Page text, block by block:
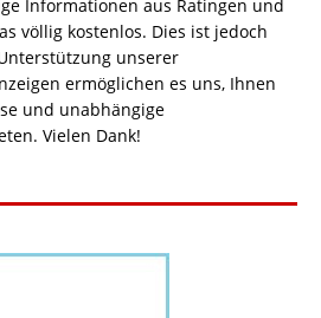
Informationen aus Ratingen und
völlig kostenlos. Dies ist jedoch
unserer
ermöglichen es uns, Ihnen
und unabhängige
Vielen Dank!